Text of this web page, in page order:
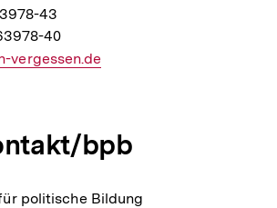
43
40
vergessen.de
bpb
politische Bildung